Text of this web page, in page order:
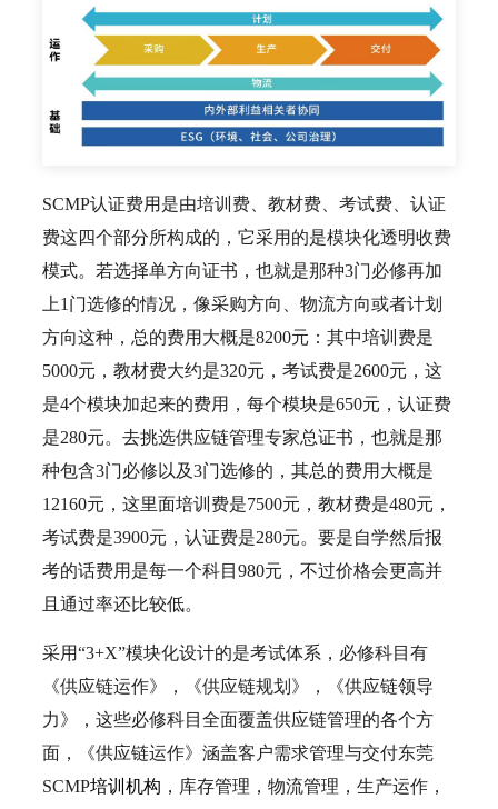
SCMP认证费用是由培训费、教材费、考试费、认证
费这四个部分所构成的，它采用的是模块化透明收费
模式。若选择单方向证书，也就是那种3门必修再加
上1门选修的情况，像采购方向、物流方向或者计划
方向这种，总的费用大概是8200元：其中培训费是
5000元，教材费大约是320元，考试费是2600元，这
是4个模块加起来的费用，每个模块是650元，认证费
是280元。去挑选供应链管理专家总证书，也就是那
种包含3门必修以及3门选修的，其总的费用大概是
12160元，这里面培训费是7500元，教材费是480元，
考试费是3900元，认证费是280元。要是自学然后报
考的话费用是每一个科目980元，不过价格会更高并
且通过率还比较低。
采用“3+X”模块化设计的是考试体系，必修科目有
《供应链运作》，《供应链规划》，《供应链领导
力》，这些必修科目全面覆盖供应链管理的各个方
面，《供应链运作》涵盖客户需求管理与交付东莞
SCMP培训机构 ，库存管理，物流管理，生产运作，